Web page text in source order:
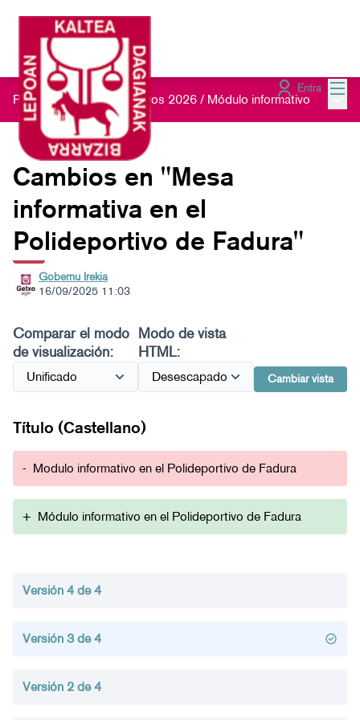
Entra
Presupuestos Participativos 2026 / Módulo informativo
Cambios en "Mesa
informativa en el
Polideportivo de Fadura"
Gobernu Irekia
16/09/2025 11:03
Comparar el modo
de visualización:
Modo de vista
HTML:
Cambiar vista
Título (Castellano)
- Modulo informativo en el Polideportivo de Fadura
+ Módulo informativo en el Polideportivo de Fadura
Versión 4 de 4
Versión 3 de 4
Versión 2 de 4